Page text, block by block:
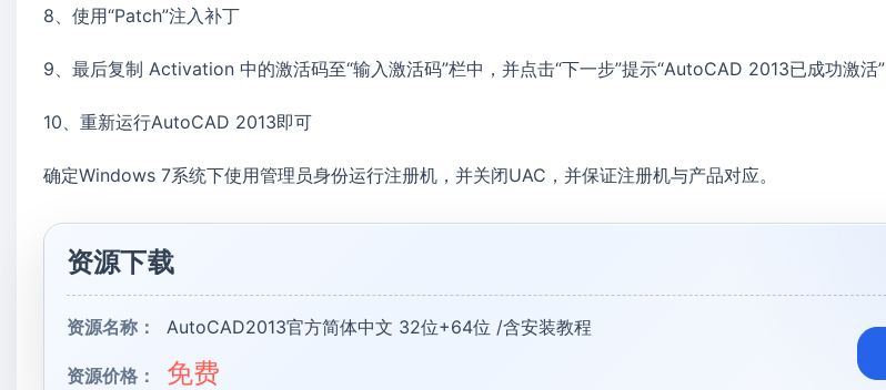
8、使用“Patch”注入补丁
9、最后复制 Activation 中的激活码至“输入激活码”栏中，并点击“下一步”提示“AutoCAD 2013已成功激活”
10、重新运行AutoCAD 2013即可
确定Windows 7系统下使用管理员身份运行注册机，并关闭UAC，并保证注册机与产品对应。
资源下载
资源名称： AutoCAD2013官方简体中文 32位+64位 /含安装教程
资源价格： 免费